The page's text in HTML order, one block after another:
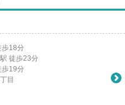
歩18分
駅 徒歩23分
歩19分
目